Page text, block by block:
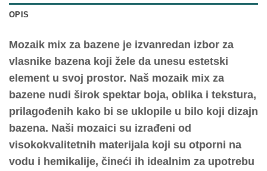
OPIS
Mozaik mix za bazene je izvanredan izbor za
vlasnike bazena koji žele da unesu estetski
element u svoj prostor. Naš mozaik mix za
bazene nudi širok spektar boja, oblika i tekstura,
prilagođenih kako bi se uklopile u bilo koji dizajn
bazena. Naši mozaici su izrađeni od
visokokvalitetnih materijala koji su otporni na
vodu i hemikalije, čineći ih idealnim za upotrebu